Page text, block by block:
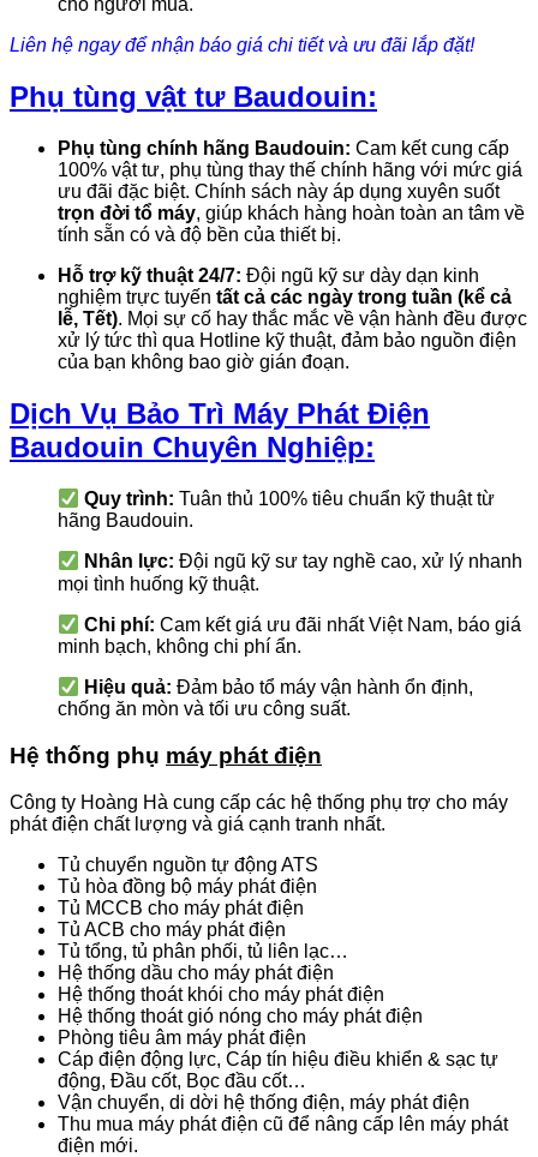
cho người mua.
Liên hệ ngay để nhận báo giá chi tiết và ưu đãi lắp đặt!
Phụ tùng vật tư Baudouin:
Phụ tùng chính hãng Baudouin: Cam kết cung cấp
100% vật tư, phụ tùng thay thế chính hãng với mức giá
ưu đãi đặc biệt. Chính sách này áp dụng xuyên suốt
trọn đời tổ máy, giúp khách hàng hoàn toàn an tâm về
tính sẵn có và độ bền của thiết bị.
Hỗ trợ kỹ thuật 24/7: Đội ngũ kỹ sư dày dạn kinh
nghiệm trực tuyến tất cả các ngày trong tuần (kể cả
lễ, Tết). Mọi sự cố hay thắc mắc về vận hành đều được
xử lý tức thì qua Hotline kỹ thuật, đảm bảo nguồn điện
của bạn không bao giờ gián đoạn.
Dịch Vụ Bảo Trì Máy Phát Điện
Baudouin Chuyên Nghiệp:
Quy trình: Tuân thủ 100% tiêu chuẩn kỹ thuật từ
hãng Baudouin.
Nhân lực: Đội ngũ kỹ sư tay nghề cao, xử lý nhanh
mọi tình huống kỹ thuật.
Chi phí: Cam kết giá ưu đãi nhất Việt Nam, báo giá
minh bạch, không chi phí ẩn.
Hiệu quả: Đảm bảo tổ máy vận hành ổn định,
chống ăn mòn và tối ưu công suất.
Hệ thống phụ máy phát điện
Công ty Hoàng Hà cung cấp các hệ thống phụ trợ cho máy
phát điện chất lượng và giá cạnh tranh nhất.
Tủ chuyển nguồn tự động ATS
Tủ hòa đồng bộ máy phát điện
Tủ MCCB cho máy phát điện
Tủ ACB cho máy phát điện
Tủ tổng, tủ phân phối, tủ liên lạc…
Hệ thống dầu cho máy phát điện
Hệ thống thoát khói cho máy phát điện
Hệ thống thoát gió nóng cho máy phát điện
Phòng tiêu âm máy phát điện
Cáp điện động lực, Cáp tín hiệu điều khiển & sạc tự
động, Đầu cốt, Bọc đầu cốt…
Vận chuyển, di dời hệ thống điện, máy phát điện
Thu mua máy phát điện cũ để nâng cấp lên máy phát
điện mới.